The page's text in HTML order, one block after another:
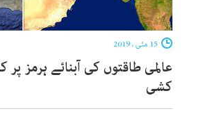
عالمی طاقتوں کی آبنائے ہرمز
کشی